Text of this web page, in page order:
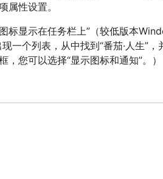
属性设置。
标显示在任务栏上”（较低版本
一个列表，从中找到“番茄·人生”
，您可以选择“显示图标和通知”。）